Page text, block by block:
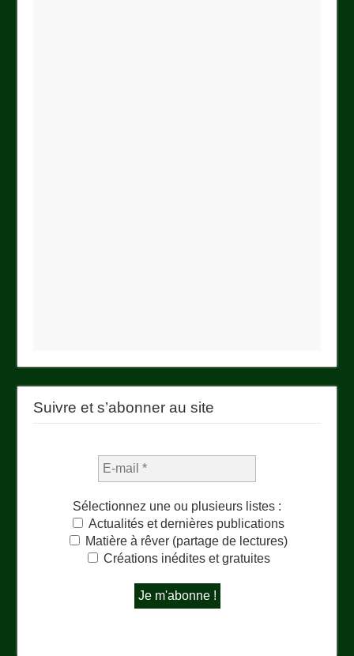
Suivre et s’abonner au site
Sélectionnez une ou plusieurs listes :
Actualités et dernières publications
Matière à rêver (partage de lectures)
Créations inédites et gratuites